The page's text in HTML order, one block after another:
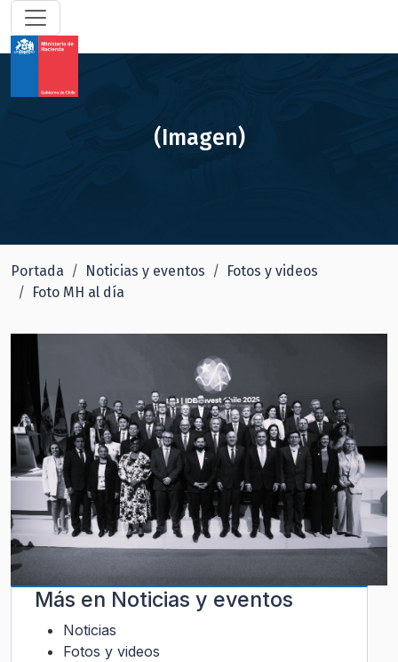
(Imagen)
Portada Noticias y eventos
Fotos y videos
Foto MH al día
Más en Noticias y eventos
Noticias
Fotos y videos